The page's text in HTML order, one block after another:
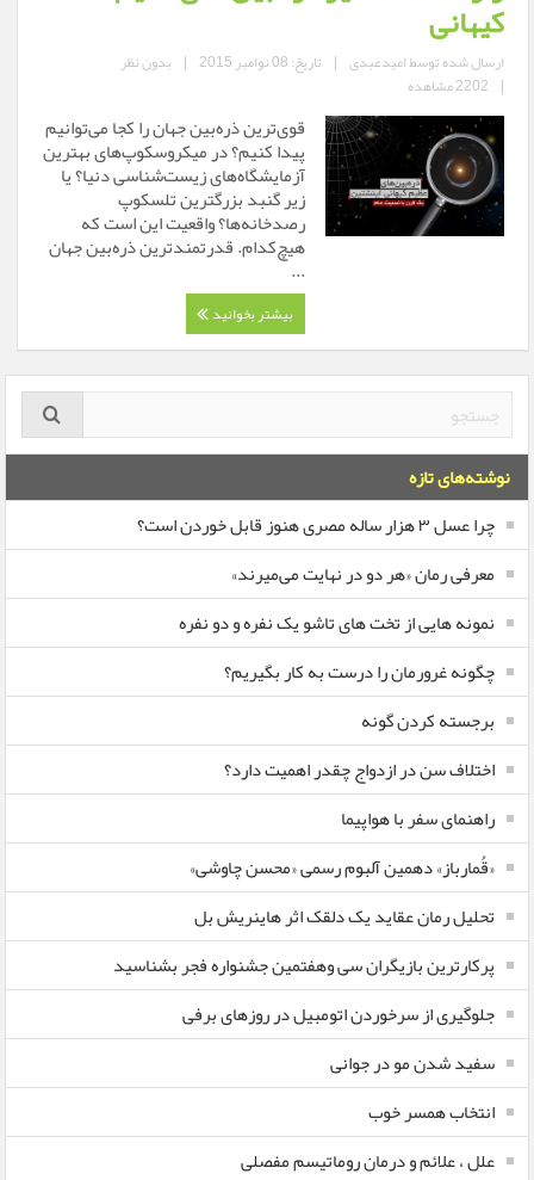
کیهانی
ارسال شده توسطامیدعبدی | تاریخ: 08 نوامبر 2015 | بدون نظر
| 2202 مشاهده
قوی‌ترین ذره‌بین‌ جهان را کجا می‌توانیم
پیدا کنیم؟ در میکروسکوپ‌های بهترین
آزمایشگاه‌های زیست‌شناسی دنیا؟ یا
زیر گنبد بزرگترین تلسکوپ‌
رصدخانه‌ها؟ واقعیت این است که
هیچ‌کدام. قدرتمندترین ذره‌بین جهان
...
بیشتر بخوانید
نوشته‌های تازه
چرا عسل ۳ هزار ساله‌ مصری هنوز قابل خوردن است؟
معرفی رمان «هر دو در نهایت می‌میرند»
نمونه هایی از تخت های تاشو یک نفره و دو نفره
چگونه غرورمان را درست به کار بگیریم؟
برجسته کردن گونه
اختلاف سن در ازدواج چقدر اهمیت دارد؟
راهنمای سفر با هواپیما
«قُمارباز» دهمین آلبوم رسمی «محسن چاوشی»
تحلیل رمان عقاید یک دلقک اثر هاینریش بل
پرکارترین بازیگران سی وهفتمین جشنواره فجر بشناسید
جلوگیری از سرخوردن اتومبیل در روزهای برفی
سفید شدن مو در جوانی
انتخاب همسر خوب
علل ، علائم و درمان روماتیسم مفصلی